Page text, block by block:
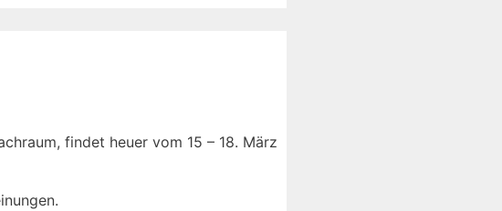
findet heuer vom 15 – 18. März